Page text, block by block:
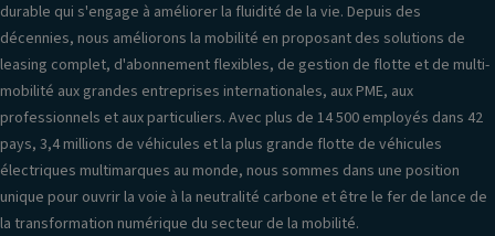
durable qui s'engage à améliorer la fluidité de la vie. Depuis des
décennies, nous améliorons la mobilité en proposant des solutions de
leasing complet, d'abonnement flexibles, de gestion de flotte et de multi-
mobilité aux grandes entreprises internationales, aux PME, aux
professionnels et aux particuliers. Avec plus de 14 500 employés dans 42
pays, 3,4 millions de véhicules et la plus grande flotte de véhicules
électriques multimarques au monde, nous sommes dans une position
unique pour ouvrir la voie à la neutralité carbone et être le fer de lance de
la transformation numérique du secteur de la mobilité.